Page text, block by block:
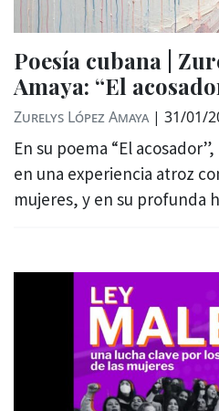
Poesía cubana |
Amaya: “El
Zurelys López Amaya | 31/01/
En su poema “El
en una experiencia atroz
mujeres, y en su profunda